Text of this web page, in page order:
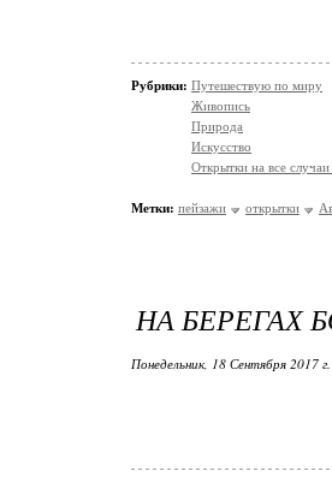
Рубрики: Путешествую по миру
Живопись
Природа
Искусство
Открытки на все
Метки: пейзажи открытки
НА БЕРЕГАХ
Понедельник, 18 Сентября 2017